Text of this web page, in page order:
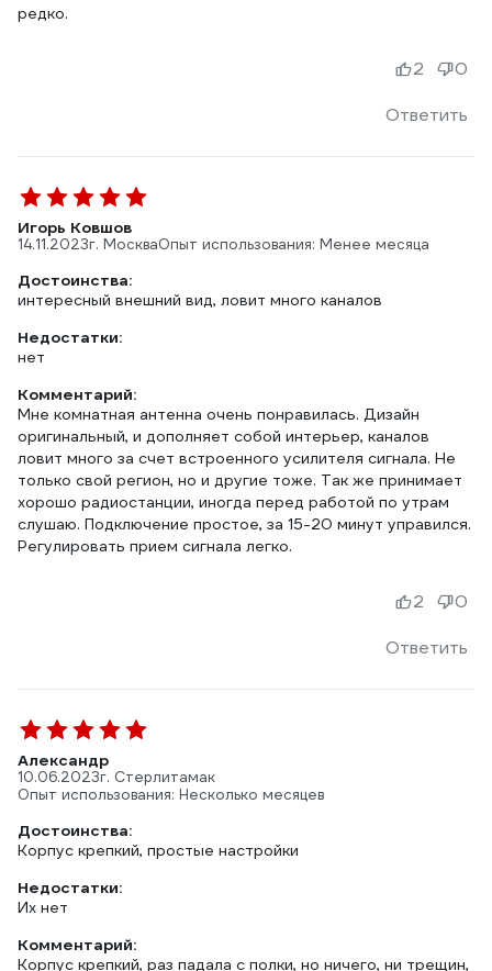
редко.
Ответить
2 0
Игорь Ковшов
14.11.2023г. МоскваОпыт использования: Менее месяца
Достоинства:
интересный внешний вид, ловит много каналов
Недостатки:
нет
Комментарий:
Мне комнатная антенна очень понравилась. Дизайн
оригинальный, и дополняет собой интерьер, каналов
ловит много за счет встроенного усилителя сигнала. Не
только свой регион, но и другие тоже. Так же принимает
хорошо радиостанции, иногда перед работой по утрам
слушаю. Подключение простое, за 15-20 минут управился.
Регулировать прием сигнала легко.
Ответить
2 0
Александр
10.06.2023г. Стерлитамак
Опыт использования: Несколько месяцев
Достоинства:
Корпус крепкий, простые настройки
Недостатки:
Их нет
Комментарий:
Корпус крепкий, раз падала с полки, но ничего, ни трещин,